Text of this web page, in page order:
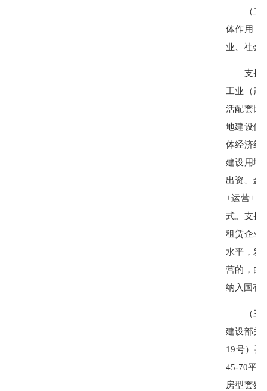
（二）
体作用，
业、社会
支持国
工业（产
活配套比
地建设保
体经济组
建设用地
出资、金
+运营+金
式。支持
租赁企业
水平，发
营的，由
纳入国有
（三）
建设部关
19号）要
45-70平
房型套数